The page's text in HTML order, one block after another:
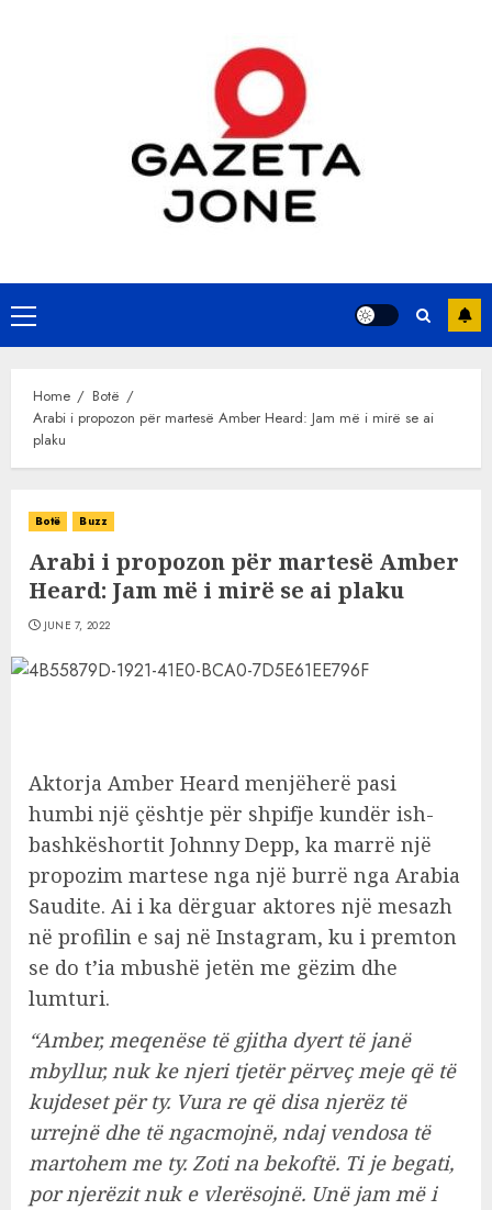
Primary
Menu
Home
Botë
Arabi i propozon për martesë Amber Heard: Jam më i mirë se ai
plaku
Botë Buzz
Arabi i propozon për martesë Amber
Heard: Jam më i mirë se ai plaku
JUNE 7, 2022
Aktorja Amber Heard menjëherë pasi
humbi një çështje për shpifje kundër ish-
bashkëshortit Johnny Depp, ka marrë një
propozim martese nga një burrë nga Arabia
Saudite. Ai i ka dërguar aktores një mesazh
në profilin e saj në Instagram, ku i premton
se do t’ia mbushë jetën me gëzim dhe
lumturi.
“Amber, meqenëse të gjitha dyert të janë
mbyllur, nuk ke njeri tjetër përveç meje që të
kujdeset për ty. Vura re që disa njerëz të
urrejnë dhe të ngacmojnë, ndaj vendosa të
martohem me ty. Zoti na bekoftë. Ti je begati,
por njerëzit nuk e vlerësojnë. Unë jam më i